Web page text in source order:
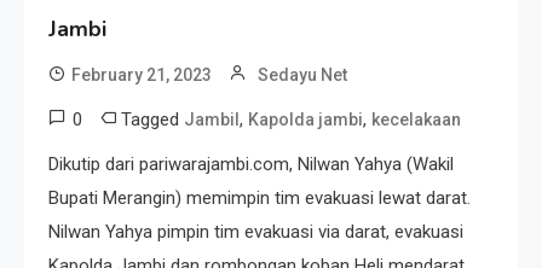
Jambi
February 21, 2023 Sedayu Net
0 Tagged Jambil, Kapolda jambi, kecelakaan
Dikutip dari pariwarajambi.com, Nilwan Yahya (Wakil
Bupati Merangin) memimpin tim evakuasi lewat darat.
Nilwan Yahya pimpin tim evakuasi via darat, evakuasi